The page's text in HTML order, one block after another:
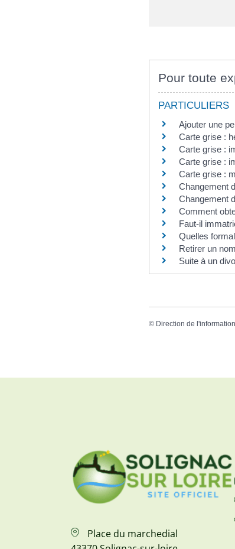
Pour toute
PARTICULIERS
Ajouter une
Carte grise :
Carte grise :
Carte grise :
Carte grise :
Changement
Changement
Comment
Faut-il
Quelles
Retirer un
Suite à un
© Direction de
Place du marchedial